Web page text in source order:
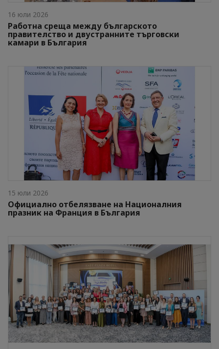
16 юли 2026
Работна среща между българското
правителство и двустранните търговски
камари в България
15 юли 2026
Официално отбелязване на Националния
празник на Франция в България